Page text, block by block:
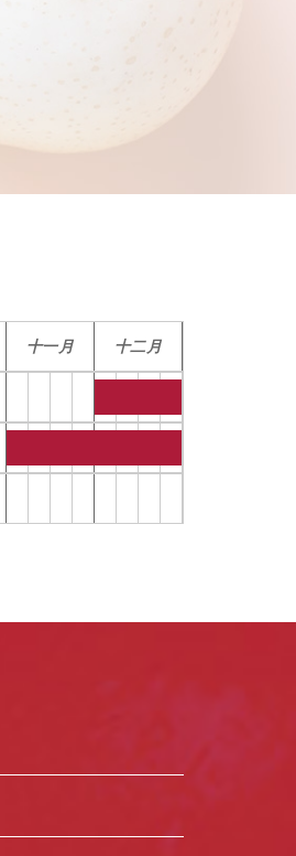
十一月 十二月